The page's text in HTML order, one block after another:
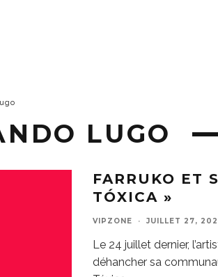
LUGO
FARRUKO ET
TÓXICA »
VIPZONE · JUILLET 27,
Le 24 juillet dernier,
déhancher sa